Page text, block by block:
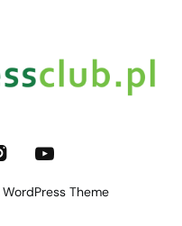
Theme